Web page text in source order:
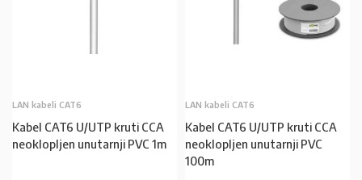
LAN kabeli CAT6
Kabel CAT6 U/UTP kruti CCA
neoklopljen unutarnji PVC 1m
LAN kabeli CAT6
Kabel CAT6 U/UTP kruti CCA
neoklopljen unutarnji PVC
100m